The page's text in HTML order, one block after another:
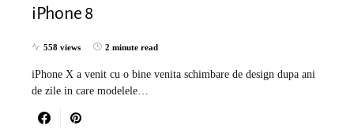
iPhone 8
558 views 2 minute read
iPhone X a venit cu o bine venita schimbare de design dupa ani
de zile in care modelele…